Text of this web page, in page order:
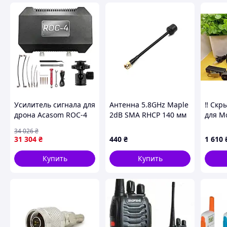
Рация Agent АR-Т12 – портативное и функциональное
связь. Это необходимая вещь для каждого туриста,
небольшой вес делают ее удобной для
– 10кмКоличество каналов связи – 16Наличие
ТОТФункция VOXФункция ВСLО – блокировка занятого
приема в режиме мониторингаАвтоматическая функция
батареиШирокая (25кГц) и узкая (12,5кГц) частотная
+50СВозможность программирования через ПКРазмеры:
включает в себя:РацияАккумуляторная батарея
кабельСетевой адаптерРуководство по эксплуатации
Усилитель сигнала для
дрона Acasom ROC-4
(10Вт) + кріплення до
штативу (ROC-4 Black)
— Доступный
31 304 ₴
34 026₴
Купить
Антенна 5.8GHz Maple
2dB SMA RHCP 140 мм
440 ₴
Купить
‼️
для
1 610